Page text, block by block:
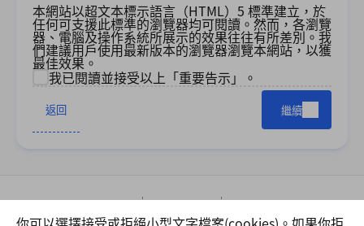
本網站以超文本標示語言（HTML）5 標準建立，於
任何可支援此標準的瀏覽器均可閱讀。然而，各瀏覽
器、電腦及操作系統所展示的效果往往有所差別。我
們建議用戶使用最新版本的瀏覽器瀏覽本網站，以獲
最佳效果。
我已閱讀並接受以上「重要告示」。
返回 繼續
網站指南 重要告示
私隱政策